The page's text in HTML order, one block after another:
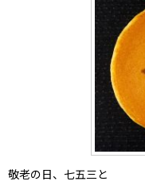
敬老の日、七五三と